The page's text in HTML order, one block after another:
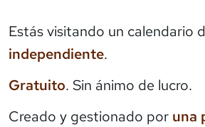
Estás visitando un calendario
independiente.
Gratuito. Sin ánimo de lucro.
Creado y gestionado por una